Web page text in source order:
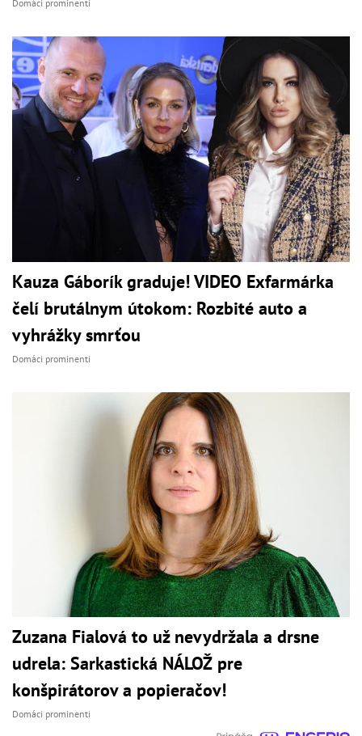
Domáci prominenti
Kauza Gáborík graduje! VIDEO Exfarmárka
čelí brutálnym útokom: Rozbité auto a
vyhrážky smrťou
Domáci prominenti
Zuzana Fialová to už nevydržala a drsne
udrela: Sarkastická NÁLOŽ pre
konšpirátorov a popieračov!
Domáci prominenti